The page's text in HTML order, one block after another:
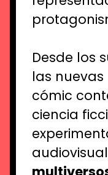
Desde los
las
cómic
ciencia